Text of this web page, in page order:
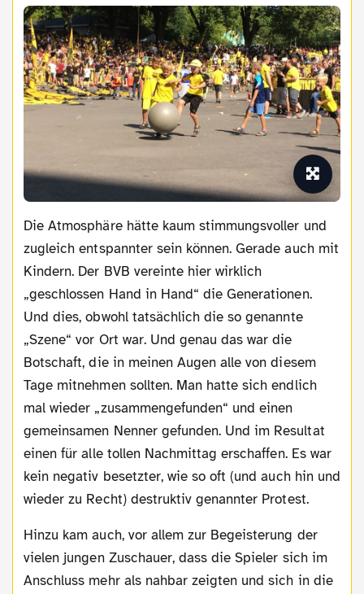
Die Atmosphäre hätte kaum stimmungsvoller und
zugleich entspannter sein können. Gerade auch mit
Kindern. Der BVB vereinte hier wirklich
„geschlossen Hand in Hand“ die Generationen.
Und dies, obwohl tatsächlich die so genannte
„Szene“ vor Ort war. Und genau das war die
Botschaft, die in meinen Augen alle von diesem
Tage mitnehmen sollten. Man hatte sich endlich
mal wieder „zusammengefunden“ und einen
gemeinsamen Nenner gefunden. Und im Resultat
einen für alle tollen Nachmittag erschaffen. Es war
kein negativ besetzter, wie so oft (und auch hin und
wieder zu Recht) destruktiv genannter Protest.
Hinzu kam auch, vor allem zur Begeisterung der
vielen jungen Zuschauer, dass die Spieler sich im
Anschluss mehr als nahbar zeigten und sich in die